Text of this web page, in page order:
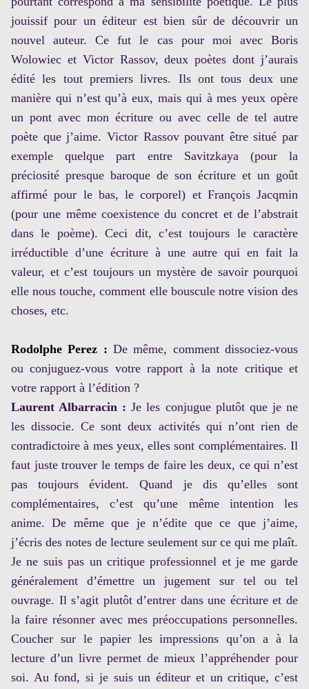
jouissif pour un éditeur est bien sûr de découvrir un
nouvel auteur. Ce fut le cas pour moi avec Boris
Wolowiec et Victor Rassov, deux poètes dont j’aurais
édité les tout premiers livres. Ils ont tous deux une
manière qui n’est qu’à eux, mais qui à mes yeux opère
un pont avec mon écriture ou avec celle de tel autre
poète que j’aime. Victor Rassov pouvant être situé par
exemple quelque part entre Savitzkaya (pour la
préciosité presque baroque de son écriture et un goût
affirmé pour le bas, le corporel) et François Jacqmin
(pour une même coexistence du concret et de l’abstrait
dans le poème). Ceci dit, c’est toujours le caractère
irréductible d’une écriture à une autre qui en fait la
valeur, et c’est toujours un mystère de savoir pourquoi
elle nous touche, comment elle bouscule notre vision des
choses, etc.
Rodolphe Perez : De même, comment dissociez-vous
ou conjuguez-vous votre rapport à la note critique et
votre rapport à l’édition ?
Laurent Albarracin : Je les conjugue plutôt que je ne
les dissocie. Ce sont deux activités qui n’ont rien de
contradictoire à mes yeux, elles sont complémentaires. Il
faut juste trouver le temps de faire les deux, ce qui n’est
pas toujours évident. Quand je dis qu’elles sont
complémentaires, c’est qu’une même intention les
anime. De même que je n’édite que ce que j’aime,
j’écris des notes de lecture seulement sur ce qui me plaît.
Je ne suis pas un critique professionnel et je me garde
généralement d’émettre un jugement sur tel ou tel
ouvrage. Il s’agit plutôt d’entrer dans une écriture et de
la faire résonner avec mes préoccupations personnelles.
Coucher sur le papier les impressions qu’on a à la
lecture d’un livre permet de mieux l’appréhender pour
soi. Au fond, si je suis un éditeur et un critique, c’est